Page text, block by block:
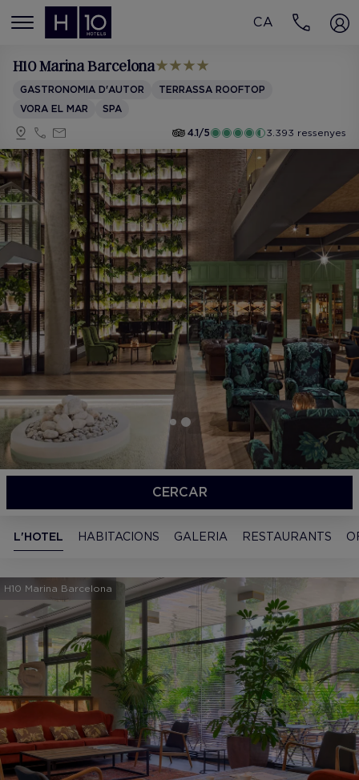
MENÚ
CA
H10 Marina Barcelona
GASTRONOMIA D'AUTOR
TERRASSA ROOFTOP
VORA EL MAR
SPA
4.1/5
3.393 ressenyes
CERCAR
L'HOTEL HABITACIONS GALERIA RESTAURANTS
H10 Marina Barcelona